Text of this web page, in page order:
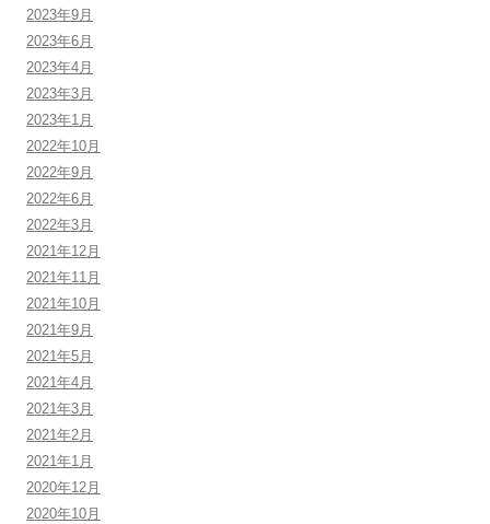
2023年9月
2023年6月
2023年4月
2023年3月
2023年1月
2022年10月
2022年9月
2022年6月
2022年3月
2021年12月
2021年11月
2021年10月
2021年9月
2021年5月
2021年4月
2021年3月
2021年2月
2021年1月
2020年12月
2020年10月